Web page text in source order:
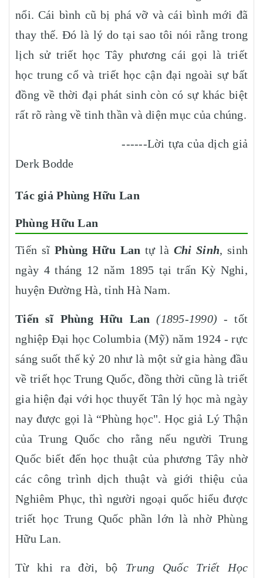
nổi. Cái bình cũ bị phá vỡ và cái bình mới đã
thay thế. Đó là lý do tại sao tôi nói rằng trong
lịch sử triết học Tây phương cái gọi là triết
học trung cổ và triết học cận đại ngoài sự bất
đồng về thời đại phát sinh còn có sự khác biệt
rất rõ ràng về tinh thần và diện mục của chúng.
------Lời tựa của dịch giả
Derk Bodde
Tác giả Phùng Hữu Lan
Phùng Hữu Lan
Tiến sĩ Phùng Hữu Lan tự là Chi Sinh, sinh
ngày 4 tháng 12 năm 1895 tại trấn Kỳ Nghi,
huyện Đường Hà, tỉnh Hà Nam.
Tiến sĩ Phùng Hữu Lan (1895-1990) - tốt
nghiệp Đại học Columbia (Mỹ) năm 1924 - rực
sáng suốt thế kỷ 20 như là một sử gia hàng đầu
về triết học Trung Quốc, đồng thời cũng là triết
gia hiện đại với học thuyết Tân lý học mà ngày
nay được gọi là “Phùng học". Học giả Lý Thận
của Trung Quốc cho rằng nếu người Trung
Quốc biết đến học thuật của phương Tây nhờ
các công trình dịch thuật và giới thiệu của
Nghiêm Phục, thì người ngoại quốc hiểu được
triết học Trung Quốc phần lớn là nhờ Phùng
Hữu Lan.
Từ khi ra đời, bộ Trung Quốc Triết Học